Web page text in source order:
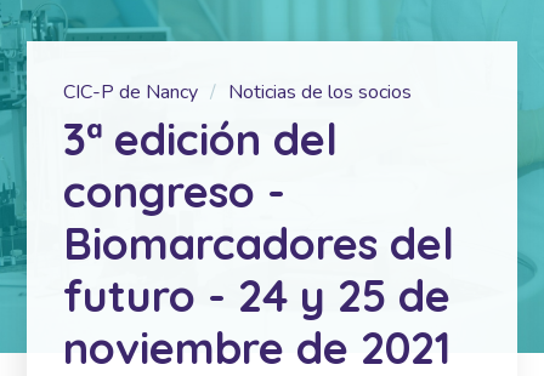
CIC-P de Nancy Noticias de los socios
3ª edición del
congreso -
Biomarcadores del
futuro - 24 y 25 de
noviembre de 2021